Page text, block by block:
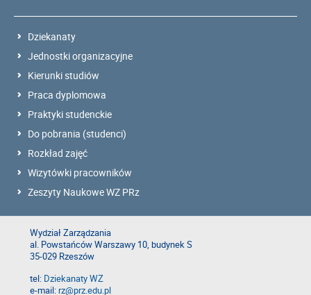
Dziekanaty
Jednostki organizacyjne
Kierunki studiów
Praca dyplomowa
Praktyki studenckie
Do pobrania (studenci)
Rozkład zajęć
Wizytówki pracowników
Zeszyty Naukowe WZ PRz
Wydział Zarządzania
al. Powstańców Warszawy 10, budynek S
35-029 Rzeszów
tel: Dziekanaty WZ
e-mail:rz@prz.edu.pl